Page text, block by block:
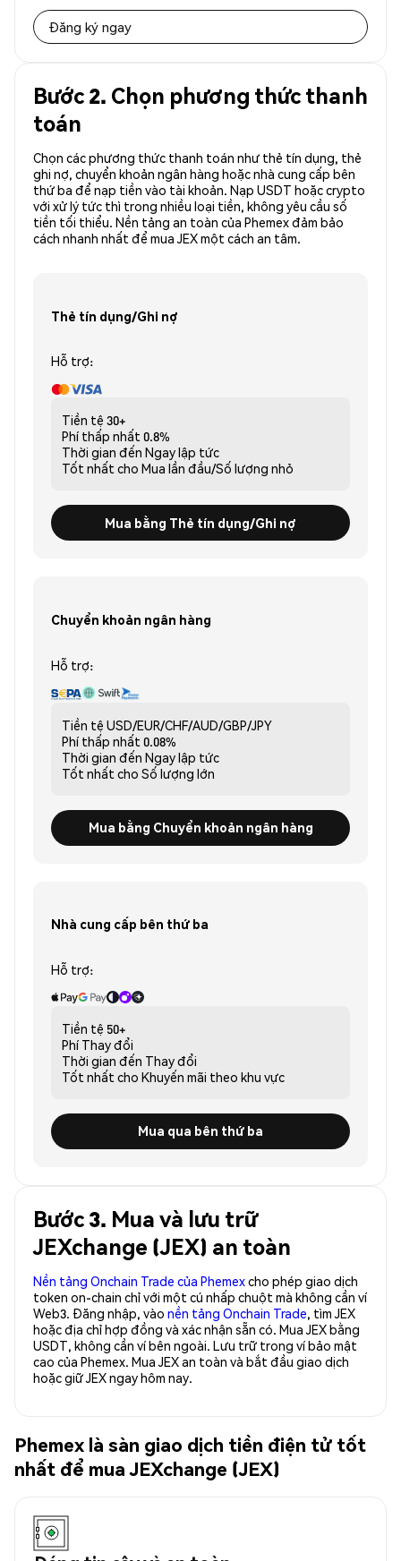
Đăng ký ngay
Bước 2. Chọn phương thức thanh
toán
Chọn các phương thức thanh toán như thẻ tín dụng, thẻ
ghi nợ, chuyển khoản ngân hàng hoặc nhà cung cấp bên
thứ ba để nạp tiền vào tài khoản. Nạp USDT hoặc crypto
với xử lý tức thì trong nhiều loại tiền, không yêu cầu số
tiền tối thiểu. Nền tảng an toàn của Phemex đảm bảo
cách nhanh nhất để mua JEX một cách an tâm.
Thẻ tín dụng/Ghi nợ
Hỗ trợ:
Tiền tệ 30+
Phí thấp nhất 0.8%
Thời gian đến Ngay lập tức
Tốt nhất cho Mua lần đầu/Số lượng nhỏ
Mua bằng Thẻ tín dụng/Ghi nợ
Chuyển khoản ngân hàng
Hỗ trợ:
Tiền tệ USD/EUR/CHF/AUD/GBP/JPY
Phí thấp nhất 0.08%
Thời gian đến Ngay lập tức
Tốt nhất cho Số lượng lớn
Mua bằng Chuyển khoản ngân hàng
Nhà cung cấp bên thứ ba
Hỗ trợ:
Tiền tệ 50+
Phí Thay đổi
Thời gian đến Thay đổi
Tốt nhất cho Khuyến mãi theo khu vực
Mua qua bên thứ ba
Bước 3. Mua và lưu trữ
JEXchange (JEX) an toàn
Nền tảng Onchain Trade của Phemexcho phép giao dịch
token on-chain chỉ với một cú nhấp chuột mà không cần ví
Web3. Đăng nhập, vào nền tảng Onchain Trade, tìm JEX
hoặc địa chỉ hợp đồng và xác nhận sẵn có. Mua JEX bằng
USDT, không cần ví bên ngoài. Lưu trữ trong ví bảo mật
cao của Phemex. Mua JEX an toàn và bắt đầu giao dịch
hoặc giữ JEX ngay hôm nay.
Phemex là sàn giao dịch tiền điện tử tốt
nhất để mua JEXchange (JEX)